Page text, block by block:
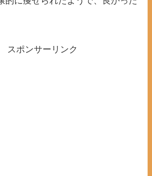
スポンサーリンク